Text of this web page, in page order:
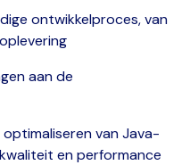
ontwikkelproces, van
aan de
van Java-
en performance